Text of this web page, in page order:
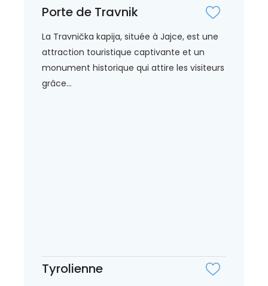
Porte de Travnik
La Travnička kapija, située à Jajce, est une
attraction touristique captivante et un
monument historique qui attire les visiteurs
grâce...
Tyrolienne